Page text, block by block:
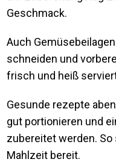
Geschmack.
Auch
schneiden und
frisch und heiß
Gesunde rezepte
gut portionieren und
zubereitet werden.
Mahlzeit bereit.